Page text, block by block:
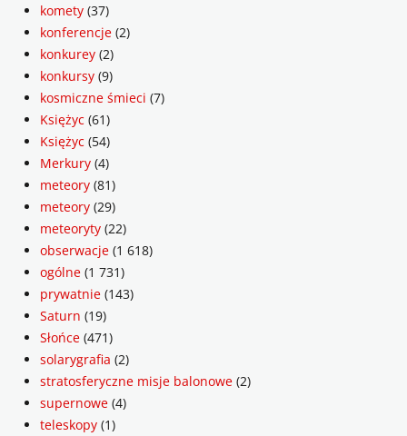
komety (37)
konferencje (2)
konkurey (2)
konkursy (9)
kosmiczne śmieci (7)
Księżyc (61)
Księżyc (54)
Merkury (4)
meteory (81)
meteory (29)
meteoryty (22)
obserwacje (1 618)
ogólne (1 731)
prywatnie (143)
Saturn (19)
Słońce (471)
solarygrafia (2)
stratosferyczne misje balonowe (2)
supernowe (4)
teleskopy (1)